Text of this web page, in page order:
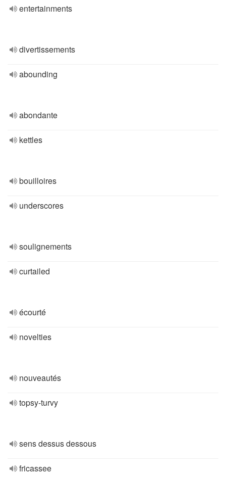
entertainments
divertissements
abounding
abondante
kettles
bouilloires
underscores
soulignements
curtailed
écourté
novelties
nouveautés
topsy-turvy
sens dessus dessous
fricassee